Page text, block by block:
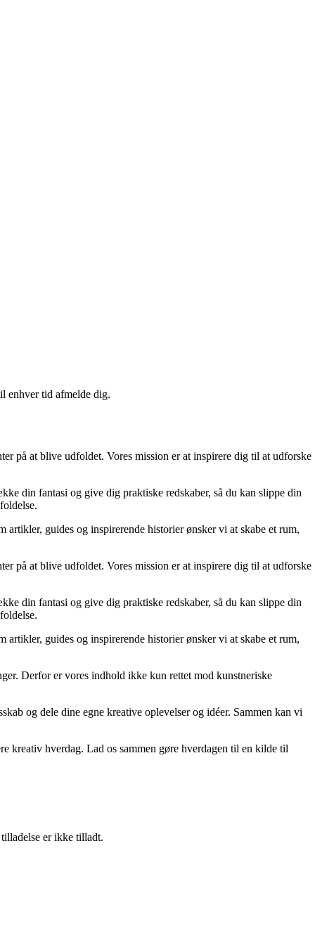
enhver tid afmelde dig.
på at blive udfoldet. Vores mission er at inspirere dig til at udforske
din fantasi og give dig praktiske redskaber, så du kan slippe din
artikler, guides og inspirerende historier ønsker vi at skabe et rum,
på at blive udfoldet. Vores mission er at inspirere dig til at udforske
din fantasi og give dig praktiske redskaber, så du kan slippe din
artikler, guides og inspirerende historier ønsker vi at skabe et rum,
Derfor er vores indhold ikke kun rettet mod kunstneriske
og dele dine egne kreative oplevelser og idéer. Sammen kan vi
kreativ hverdag. Lad os sammen gøre hverdagen til en kilde til
er ikke tilladt.